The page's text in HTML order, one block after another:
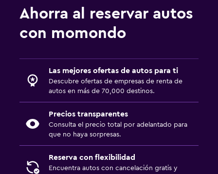
Ahorra al reservar autos
con momondo
Las mejores ofertas de autos para ti
Descubre ofertas de empresas de renta de
autos en más de 70,000 destinos.
Precios transparentes
Consulta el precio total por adelantado para
que no haya sorpresas.
Reserva con flexibilidad
Encuentra autos con cancelación gratis y